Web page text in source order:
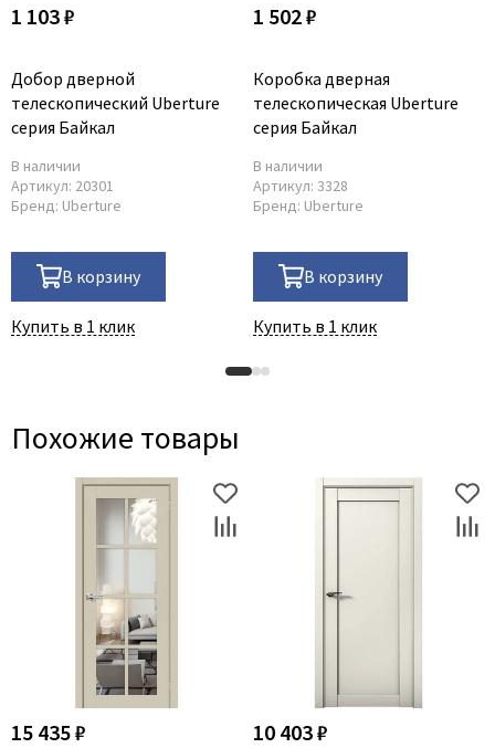
1 103 ₽
Добор дверной
телескопический Uberture
серия Байкал
В наличии
Артикул: 20301
Бренд: Uberture
В корзину
Купить в 1 клик
1 502 ₽
Коробка дверная
телескопическая Uberture
серия Байкал
В наличии
Артикул: 3328
Бренд: Uberture
В корзину
Купить в 1 клик
Похожие товары
15 435 ₽ 10 403 ₽